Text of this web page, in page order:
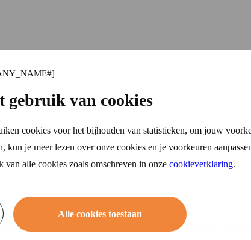
gebruik van cookies
cookies voor het bijhouden van statistieken, om jouw
je meer lezen over onze cookies en je voorkeuren
alle cookies zoals omschreven in onze cookieverklaring.
Alle cookies toestaan
kosztów ochrony prawnej. Ale z czym dokładnie się to